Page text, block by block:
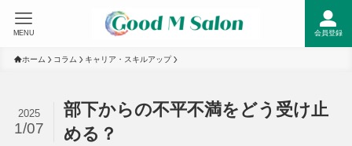
会員登録
MENU
ホーム コラム キャリア・スキルアップ
部下からの不平不満をどう受け止
める？
2025
1/07